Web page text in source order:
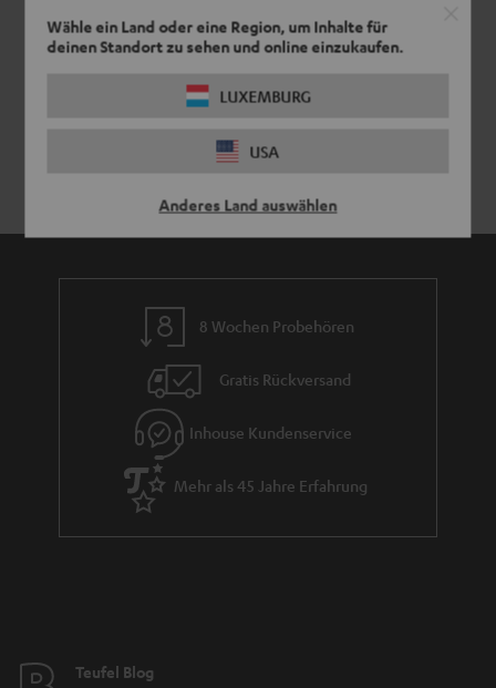
Wähle ein Land oder eine Region, um Inhalte für
deinen Standort zu sehen und online einzukaufen.
LUXEMBURG
USA
Anderes Land auswählen
8 Wochen Probehören
Gratis Rückversand
Inhouse Kundenservice
Mehr als 45 Jahre Erfahrung
Teufel Blog